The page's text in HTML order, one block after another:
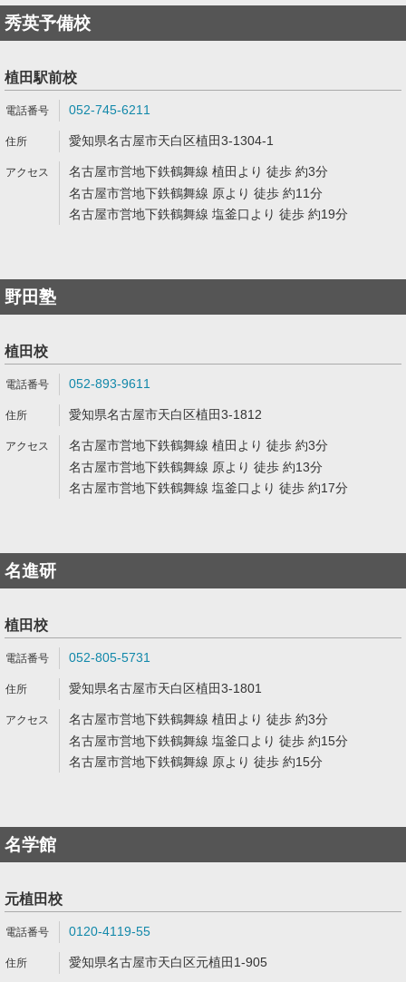
秀英予備校
植田駅前校
052-745-6211
愛知県名古屋市天白区植田3-1304-1
名古屋市営地下鉄鶴舞線 植田より 徒歩 約3分
名古屋市営地下鉄鶴舞線 原より 徒歩 約11分
名古屋市営地下鉄鶴舞線 塩釜口より 徒歩 約19分
野田塾
植田校
052-893-9611
愛知県名古屋市天白区植田3-1812
名古屋市営地下鉄鶴舞線 植田より 徒歩 約3分
名古屋市営地下鉄鶴舞線 原より 徒歩 約13分
名古屋市営地下鉄鶴舞線 塩釜口より 徒歩 約17分
名進研
植田校
052-805-5731
愛知県名古屋市天白区植田3-1801
名古屋市営地下鉄鶴舞線 植田より 徒歩 約3分
名古屋市営地下鉄鶴舞線 塩釜口より 徒歩 約15分
名古屋市営地下鉄鶴舞線 原より 徒歩 約15分
名学館
元植田校
0120-4119-55
愛知県名古屋市天白区元植田1-905